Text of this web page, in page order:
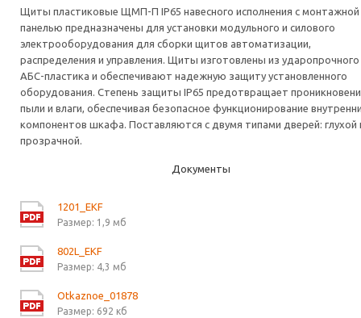
Щиты пластиковые ЩМП-П IP65 навесного исполнения с монтажной
панелью предназначены для установки модульного и силового
электрооборудования для сборки щитов автоматизации,
распределения и управления. Щиты изготовлены из ударопрочного
АБС-пластика и обеспечивают надежную защиту установленного
оборудования. Степень защиты IP65 предотвращает
пыли и влаги, обеспечивая безопасное функционирование
компонентов шкафа. Поставляются с двумя типами дверей: глухой
прозрачной.
Документы
1201_EKF
Размер: 1,9 мб
802L_EKF
Размер: 4,3 мб
Otkaznoe_01878
Размер: 692 кб